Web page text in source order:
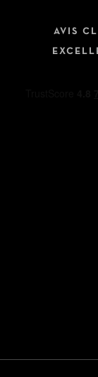
AVIS